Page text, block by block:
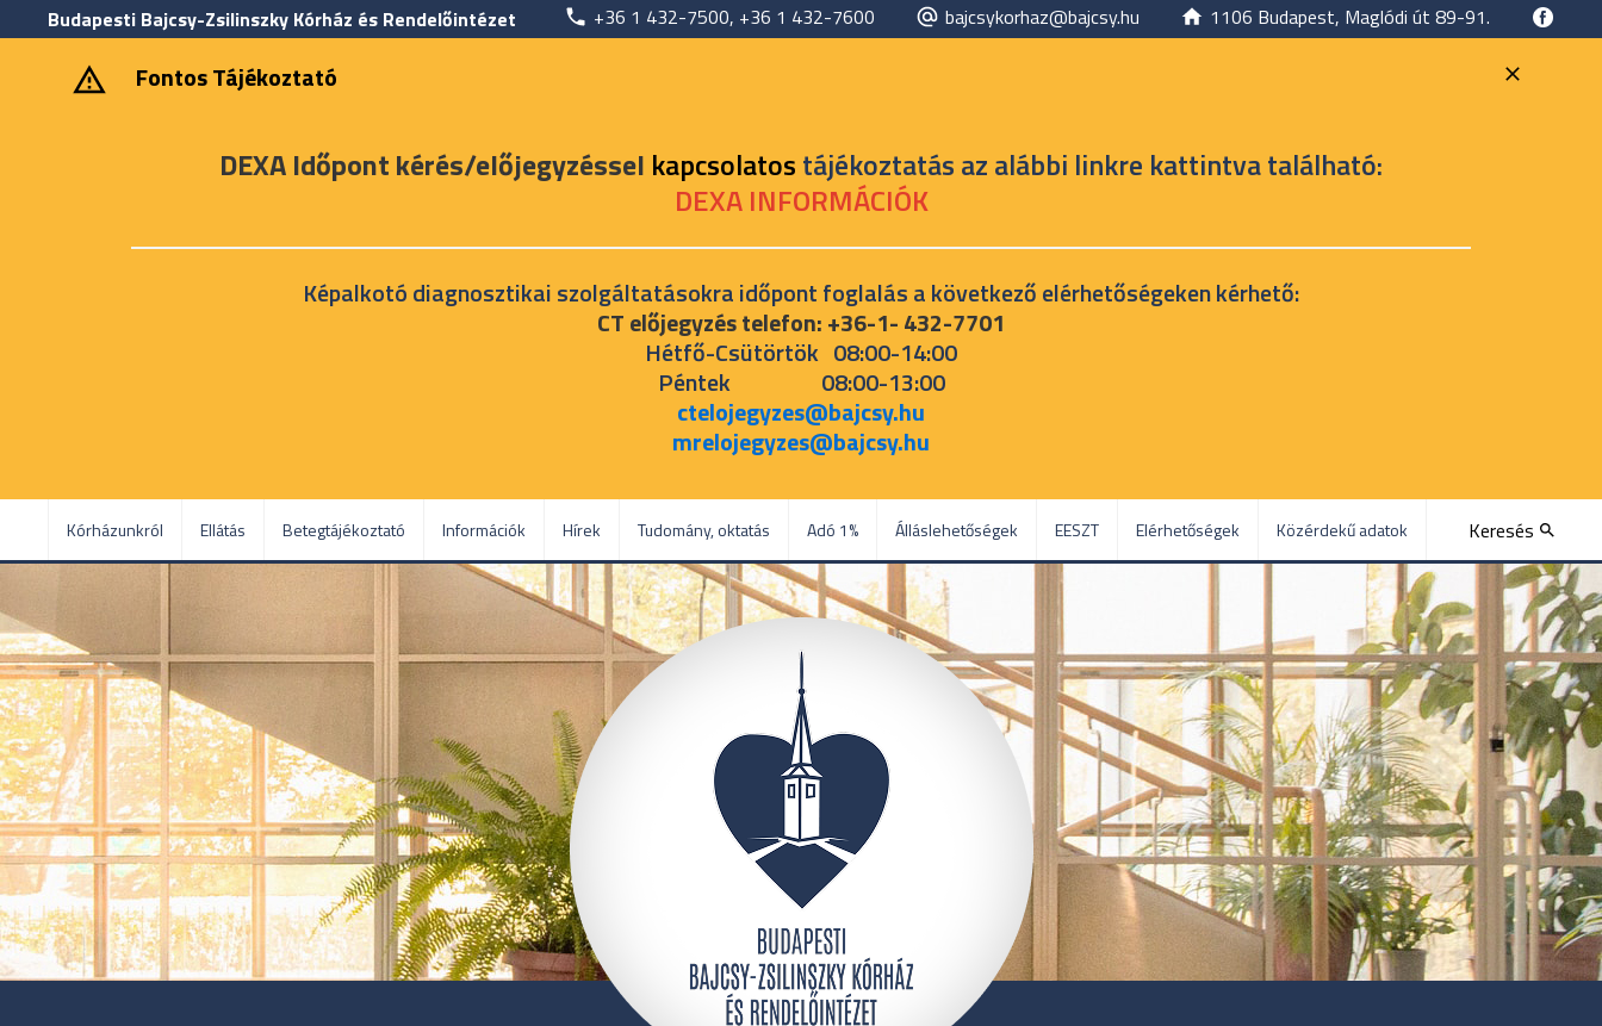
Budapesti Bajcsy-Zsilinszky Kórház és Rendelőintézet +36 1 432-7500, +36 1 432-7600 bajcsykorhaz@bajcsy.hu 1106 Budapest, Maglódi út 89-91.
‎ ‎Fontos Tájékoztató
DEXA Időpont kérés/előjegyzéssel kapcsolatostájékoztatás az alábbi linkre kattintva található:
DEXA INFORMÁCIÓK
Képalkotó diagnosztikai szolgáltatásokra időpont foglalás a következő elérhetőségeken kérhető:
CT előjegyzés telefon: +36-1- 432-7701
Hétfő-Csütörtök 08:00-14:00
Péntek 08:00-13:00
ctelojegyzes@bajcsy.hu
mrelojegyzes@bajcsy.hu
Kórházunkról Ellátás Betegtájékoztató Információk Hírek Tudomány, oktatás Adó 1% Álláslehetőségek EESZT Elérhetőségek Közérdekű adatok Keresés